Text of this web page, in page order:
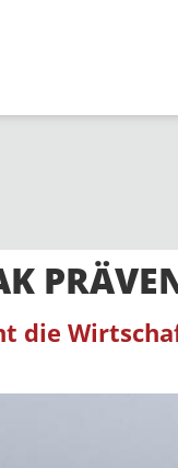
die